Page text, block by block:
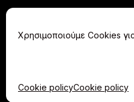
Χρησιμοποιούμε Cookies
Cookie policyCookie policy